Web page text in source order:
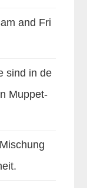
and Fri
sind in de
Muppet-